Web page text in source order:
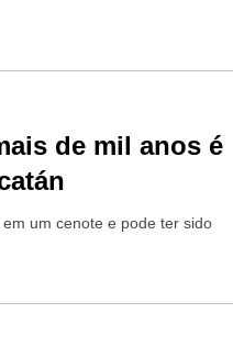
de mil anos é
um cenote e pode ter sido